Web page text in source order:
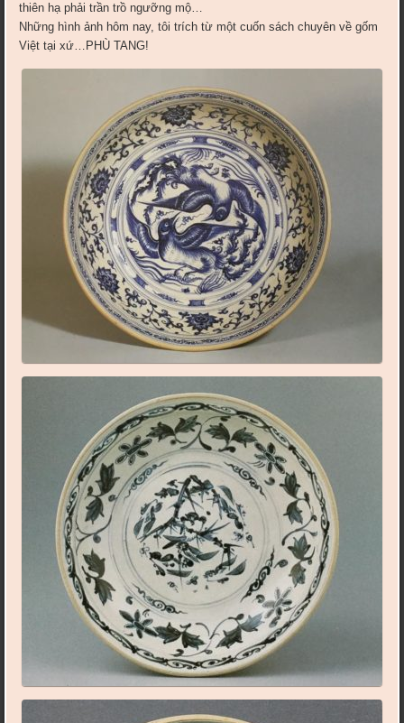
thiên hạ phải trần trồ ngưỡng mộ…
Những hình ảnh hôm nay, tôi trích từ một cuốn sách chuyên về gốm
Việt tại xứ…PHÙ TANG!